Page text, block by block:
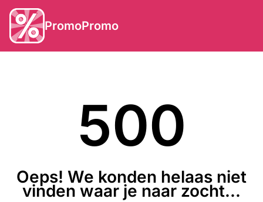
PromoPromo
500
Oeps! We konden helaas niet
vinden waar je naar zocht...